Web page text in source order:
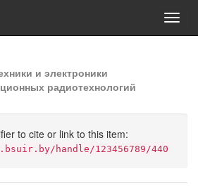
и электроники
радиотехнологий
to cite or link to this item:
handle/123456789/440